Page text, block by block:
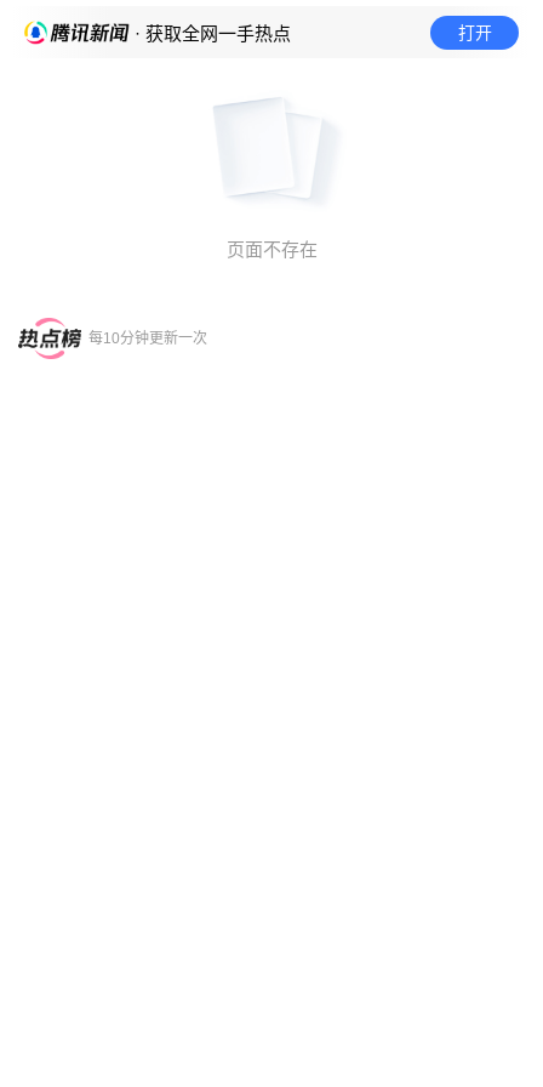
· 获取全网一手热点 打开
页面不存在
每10分钟更新一次